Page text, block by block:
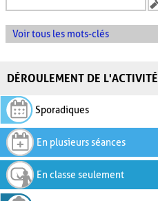
Voir tous les mots-clés
DÉROULEMENT DE L'ACTIVITÉ
Sporadiques
En plusieurs séances
En classe seulement